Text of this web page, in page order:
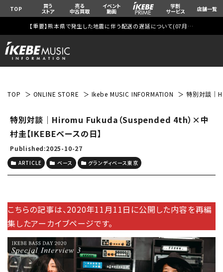
TOP 買う
ストア
売る
中古買取
イベント
動画
学割
サービス 店舗一覧
【重要】熊本県で発生した地震に伴う配送の遅延について(07月29日
TOP ONLINE STORE Ikebe MUSIC INFORMATION 特別対談｜
特別対談｜Hiromu Fukuda（Suspended 4th）×中
村圭【IKEBEベースの日】
Published:2025-10-27
ARTICLE ベース グランディベース東京
こちらの記事は、2020年11月11日に公開した内容を再編
集したアーカイブページです。